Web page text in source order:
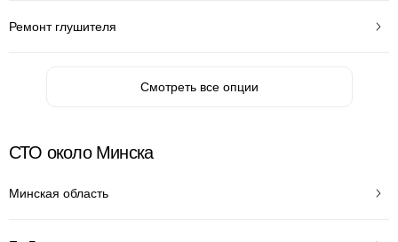
Ремонт глушителя
Смотреть все опции
СТО около Минска
Минская область